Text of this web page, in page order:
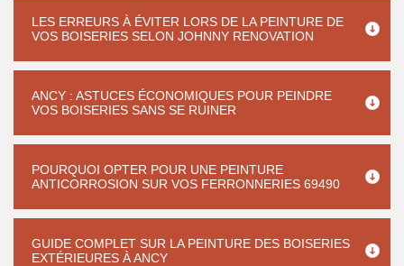
LES ERREURS À ÉVITER LORS DE LA PEINTURE DE
VOS BOISERIES SELON JOHNNY RENOVATION
ANCY : ASTUCES ÉCONOMIQUES POUR PEINDRE
VOS BOISERIES SANS SE RUINER
POURQUOI OPTER POUR UNE PEINTURE
ANTICORROSION SUR VOS FERRONNERIES 69490
GUIDE COMPLET SUR LA PEINTURE DES BOISERIES
EXTÉRIEURES À ANCY